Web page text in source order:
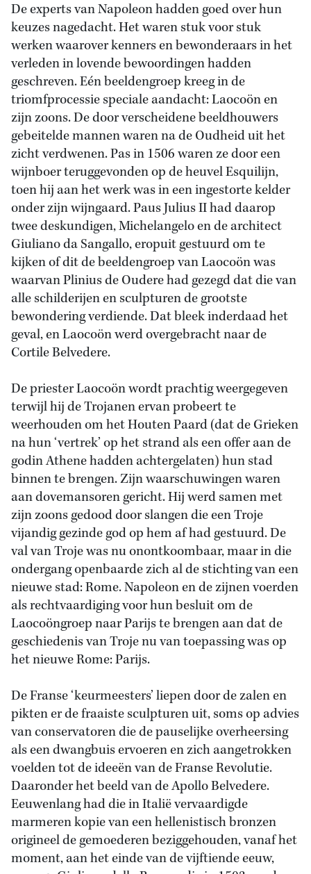
De experts van Napoleon hadden goed over hun
keuzes nagedacht. Het waren stuk voor stuk
werken waarover kenners en bewonderaars in het
verleden in lovende bewoordingen hadden
geschreven. Eén beeldengroep kreeg in de
triomfprocessie speciale aandacht: Laocoön en
zijn zoons. De door verscheidene beeldhouwers
gebeitelde mannen waren na de Oudheid uit het
zicht verdwenen. Pas in 1506 waren ze door een
wijnboer teruggevonden op de heuvel Esquilijn,
toen hij aan het werk was in een ingestorte kelder
onder zijn wijngaard. Paus Julius II had daarop
twee deskundigen, Michelangelo en de architect
Giuliano da Sangallo, eropuit gestuurd om te
kijken of dit de beeldengroep van Laocoön was
waarvan Plinius de Oudere had gezegd dat die van
alle schilderijen en sculpturen de grootste
bewondering verdiende. Dat bleek inderdaad het
geval, en Laocoön werd overgebracht naar de
Cortile Belvedere.
De priester Laocoön wordt prachtig weergegeven
terwijl hij de Trojanen ervan probeert te
weerhouden om het Houten Paard (dat de Grieken
na hun ‘vertrek’ op het strand als een offer aan de
godin Athene hadden achtergelaten) hun stad
binnen te brengen. Zijn waarschuwingen waren
aan dovemansoren gericht. Hij werd samen met
zijn zoons gedood door slangen die een Troje
vijandig gezinde god op hem af had gestuurd. De
val van Troje was nu onontkoombaar, maar in die
ondergang openbaarde zich al de stichting van een
nieuwe stad: Rome. Napoleon en de zijnen voerden
als rechtvaardiging voor hun besluit om de
Laocoöngroep naar Parijs te brengen aan dat de
geschiedenis van Troje nu van toepassing was op
het nieuwe Rome: Parijs.
De Franse ‘keurmeesters’ liepen door de zalen en
pikten er de fraaiste sculpturen uit, soms op advies
van conservatoren die de pauselijke overheersing
als een dwangbuis ervoeren en zich aangetrokken
voelden tot de ideeën van de Franse Revolutie.
Daaronder het beeld van de Apollo Belvedere.
Eeuwenlang had die in Italië vervaardigde
marmeren kopie van een hellenistisch bronzen
origineel de gemoederen beziggehouden, vanaf het
moment, aan het einde van de vijftiende eeuw,